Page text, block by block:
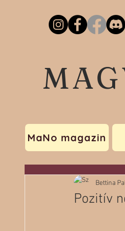
MaNo magazin
Pozitív
Bettina